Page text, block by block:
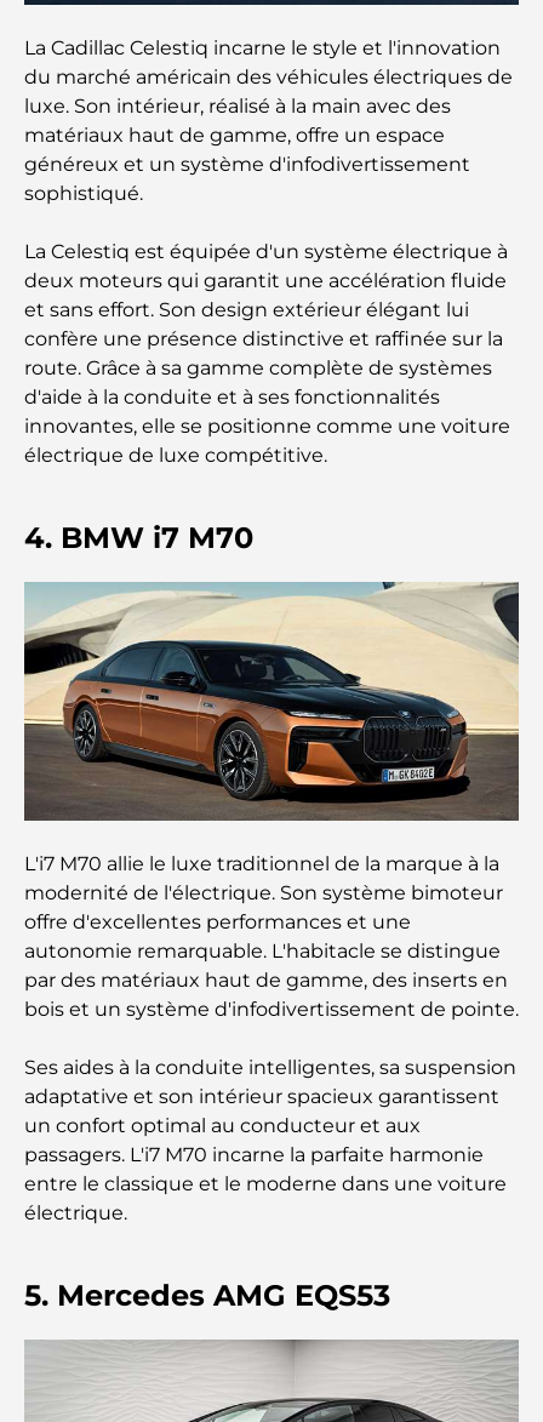
Comment obtenir un prêt immobilier à Dubaï : le
guide ultime
Plan directeur de Tilal Al Ghaf : une nouvelle
norme pour la vie intégrée à Dubaï
Maisons conformes au Vastu : Guide pratique pour
créer équilibre et harmonie
Les meilleures entreprises d'aménagement
paysager à Dubaï : Transformer vos espaces
extérieurs
Les meilleures entreprises de déménagement à
Palm Jebel Ali contre Palm Jumeirah : une
comparaison claire pour les acheteurs immobiliers
avisés
Découvrez Moon Island Dubai : votre guide ultime
À la découverte des sites historiques de Dubaï : un
voyage à travers le temps
Les 7 meilleurs restaurants de Dubai Creek
Les meilleures écoles de Dubai Marina : un guide
adapté aux familles
Restaurants à Dubai Hills : Les meilleures adresses
gourmandes d’un quartier en pleine expansion
Les meilleurs parcours de golf de championnat à
Dubaï
Résidences en bord de mer à Dubaï : le luxe au
bord de la mer
Le pays le plus cher du monde : un classement
mondial des coûts
La Cadillac Celestiq incarne le style et l'innovation
du marché américain des véhicules électriques de
luxe. Son intérieur, réalisé à la main avec des
matériaux haut de gamme, offre un espace
généreux et un système d'infodivertissement
sophistiqué.
La Celestiq est équipée d'un système électrique à
deux moteurs qui garantit une accélération fluide
et sans effort. Son design extérieur élégant lui
confère une présence distinctive et raffinée sur la
route. Grâce à sa gamme complète de systèmes
d'aide à la conduite et à ses fonctionnalités
innovantes, elle se positionne comme une voiture
électrique de luxe compétitive.
4. BMW i7 M70
L'i7 M70 allie le luxe traditionnel de la marque à la
modernité de l'électrique. Son système bimoteur
offre d'excellentes performances et une
autonomie remarquable. L'habitacle se distingue
par des matériaux haut de gamme, des inserts en
bois et un système d'infodivertissement de pointe.
Ses aides à la conduite intelligentes, sa suspension
adaptative et son intérieur spacieux garantissent
un confort optimal au conducteur et aux
passagers. L'i7 M70 incarne la parfaite harmonie
entre le classique et le moderne dans une voiture
électrique.
5. Mercedes AMG EQS53